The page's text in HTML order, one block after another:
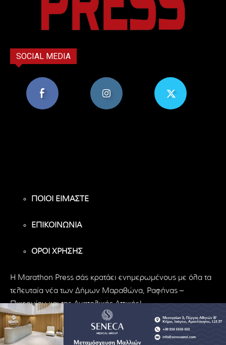
SOCIAL MEDIA
ΠΟΙΟΙ ΕΙΜΑΣΤΕ
ΕΠΙΚΟΙΝΩΝΙΑ
ΟΡΟΙ ΧΡΗΣΗΣ
H Marathon Press σάς κρατάει ενημερωμένους με όλα τα
τελευταία νέα των Δήμων Μαραθώνα, Ραφήνας –
Πικερμίου και της Ανατολικής Αττικής!
© Marathon Press | All Rights Reserved